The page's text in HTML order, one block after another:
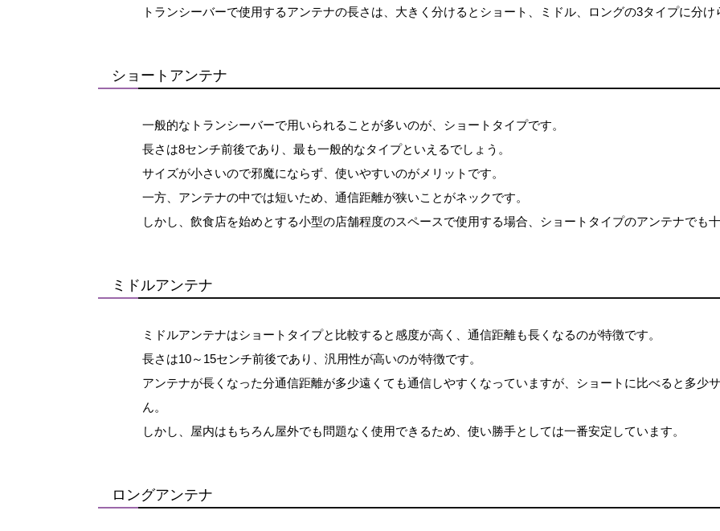
トランシーバーで使用するアンテナの長さは、大きく分けるとショート、ミドル、ロングの3タイプに分け
ショートアンテナ
一般的なトランシーバーで用いられることが多いのが、ショートタイプです。
長さは8センチ前後であり、最も一般的なタイプといえるでしょう。
サイズが小さいので邪魔にならず、使いやすいのがメリットです。
一方、アンテナの中では短いため、通信距離が狭いことがネックです。
しかし、飲食店を始めとする小型の店舗程度のスペースで使用する場合、ショートタイプのアンテナでも
ミドルアンテナ
ミドルアンテナはショートタイプと比較すると感度が高く、通信距離も長くなるのが特徴です。
長さは10～15センチ前後であり、汎用性が高いのが特徴です。
アンテナが長くなった分通信距離が多少遠くても通信しやすくなっていますが、ショートに比べると多少
ん。
しかし、屋内はもちろん屋外でも問題なく使用できるため、使い勝手としては一番安定しています。
ロングアンテナ